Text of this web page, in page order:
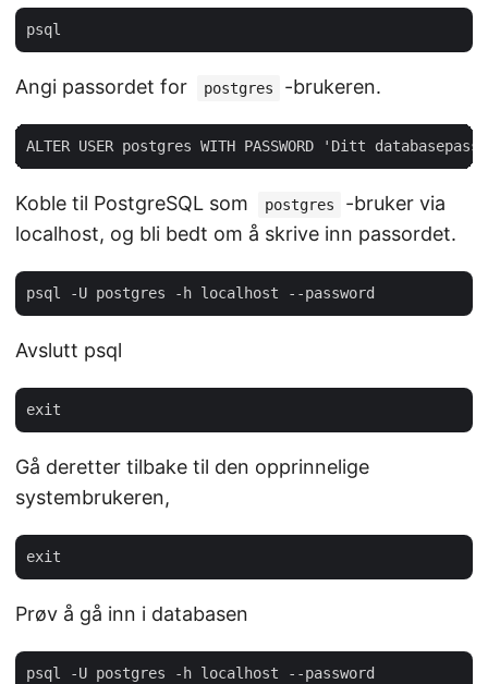
Angi passordet for postgres -brukeren.
Koble til PostgreSQL som postgres
-bruker via
localhost, og bli bedt om å skrive inn passordet.
Avslutt psql
Gå deretter tilbake til den opprinnelige
systembrukeren,
Prøv å gå inn i databasen